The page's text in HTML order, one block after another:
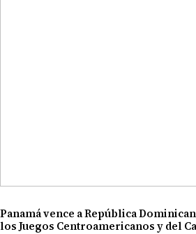
Panamá vence a República
los Juegos Centroamericanos y del